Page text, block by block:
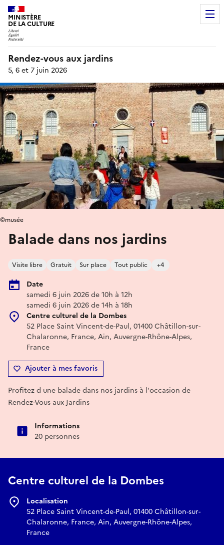
MINISTÈRE
DE LA CULTURE
Rendez-vous aux jardins
5, 6 et 7 juin 2026
Balade dans nos jardins
Visite libre Gratuit Sur place Tout public +4
Date
samedi 6 juin 2026 de 10h à 12h
samedi 6 juin 2026 de 14h à 18h
Centre culturel de la Dombes
52 Place Saint Vincent-de-Paul, 01400 Châtillon-sur-
Chalaronne, France, Ain, Auvergne-Rhône-Alpes,
France
Ajouter à mes favoris
©musée
Profitez d une balade dans nos jardins à l'occasion de
Rendez-Vous aux Jardins
Informations
20 personnes
Centre culturel de la Dombes
Localisation
52 Place Saint Vincent-de-Paul, 01400 Châtillon-sur-
Chalaronne, France, Ain, Auvergne-Rhône-Alpes,
France